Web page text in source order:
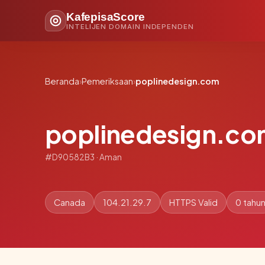
KafepisaScore
INTELIJEN DOMAIN INDEPENDEN
Beranda›Pemeriksaan›poplinedesign.com
#D90582B3 · Aman
Canada 104.21.29.7 HTTPS Valid 0 tahun